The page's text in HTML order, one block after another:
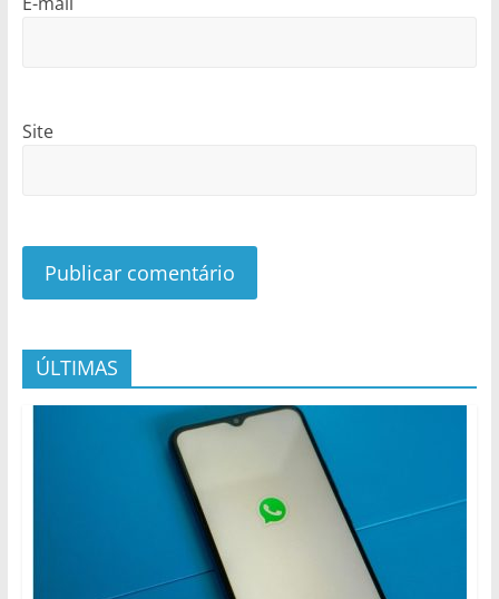
Site
ÚLTIMAS